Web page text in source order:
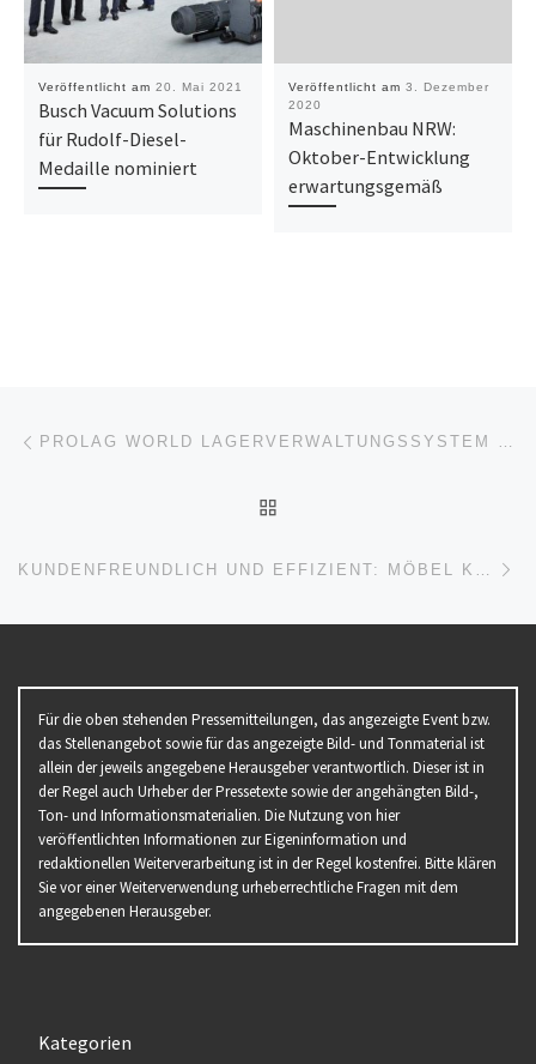
Veröffentlicht am 20. Mai 2021
Busch Vacuum Solutions
für Rudolf-Diesel-
Medaille nominiert
Veröffentlicht am 3. Dezember
2020
Maschinenbau NRW:
Oktober-Entwicklung
erwartungsgemäß
Beitragsnavigation
Für die oben stehenden Pressemitteilungen, das angezeigte Event bzw.
das Stellenangebot sowie für das angezeigte Bild- und Tonmaterial ist
allein der jeweils angegebene Herausgeber verantwortlich. Dieser ist in
der Regel auch Urheber der Pressetexte sowie der angehängten Bild-,
Ton- und Informationsmaterialien. Die Nutzung von hier
veröffentlichten Informationen zur Eigeninformation und
redaktionellen Weiterverarbeitung ist in der Regel kostenfrei. Bitte klären
Sie vor einer Weiterverwendung urheberrechtliche Fragen mit dem
angegebenen Herausgeber.
Kategorien